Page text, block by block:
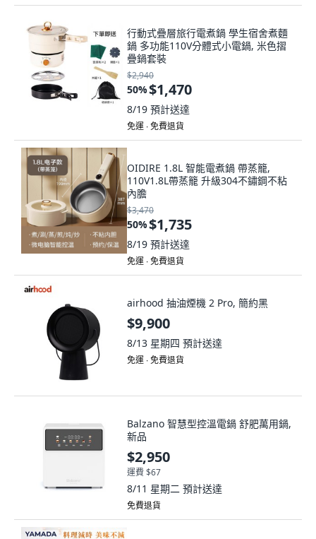
行動式疊層旅行電煮鍋 學生宿舍煮麵
鍋 多功能110V分體式小電鍋, 米色摺
疊鍋套裝
$2,940
50%$1,470
8/19 預計送達
免運 ∙ 免費退貨
OIDIRE 1.8L 智能電煮鍋 帶蒸籠,
110V1.8L帶蒸籠 升級304不鏽鋼不粘
內膽
$3,470
50%$1,735
8/19 預計送達
免運 ∙ 免費退貨
airhood 抽油煙機 2 Pro, 簡約黑
$9,900
8/13 星期四 預計送達
免運 ∙ 免費退貨
Balzano 智慧型控溫電鍋 舒肥萬用鍋,
新品
$2,950
運費 $67
8/11 星期二 預計送達
免費退貨